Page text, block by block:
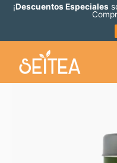
¡Descuentos Especiales